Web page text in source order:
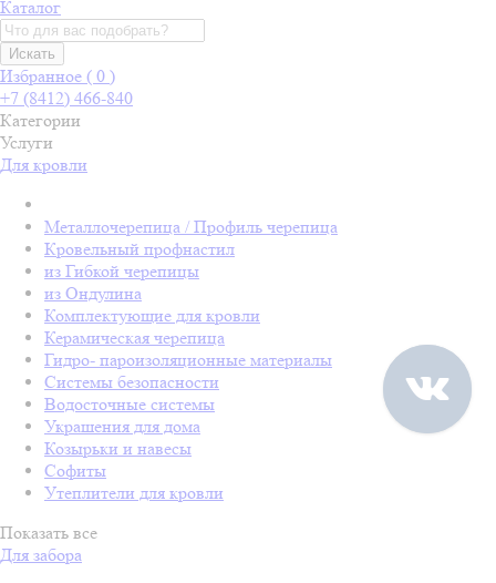
Каталог
Искать
Избранное ( 0 )
+7 (8412) 466-840
Категории
Услуги
Для кровли
Металлочерепица / Профиль черепица
Кровельный профнастил
из Гибкой черепицы
из Ондулина
Комплектующие для кровли
Керамическая черепица
Гидро- пароизоляционные материалы
Системы безопасности
Водосточные системы
Украшения для дома
Козырьки и навесы
Софиты
Утеплители для кровли
Показать все
Для забора